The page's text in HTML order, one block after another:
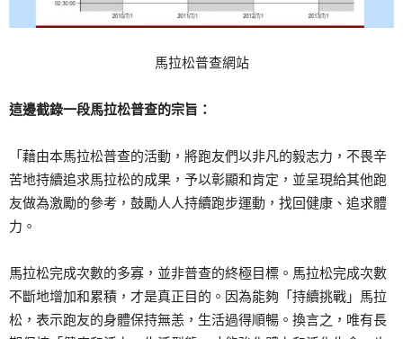
馬拉松普查網站
這邊截錄一段馬拉松普查的宗旨：
「藉由本馬拉松普查的活動，將跑友們以非凡的毅志力，不畏辛
苦地持續追求馬拉松的成果，予以彰顯和肯定，並呈現給其他跑
友做為激勵的參考，鼓勵人人持續跑步運動，找回健康、追求體
力。
馬拉松完成次數的多寡，並非普查的終極目標。馬拉松完成次數
不斷地增加和累積，才是真正目的。因為能夠「持續挑戰」馬拉
松，表示跑友的身體保持無恙，生活過得順暢。換言之，唯有長